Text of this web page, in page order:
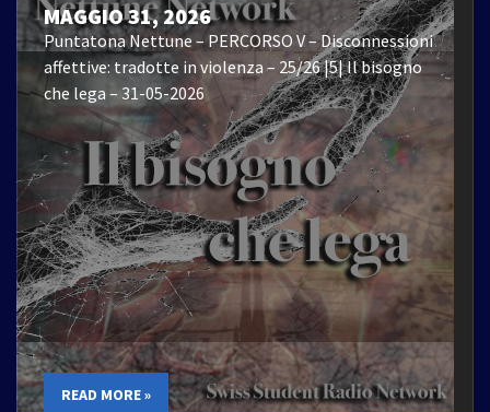
MAGGIO 31, 2026
Puntatona Nettune – PERCORSO V – Disconnessioni
affettive: tradotte in violenza – 25/26 |5| Il bisogno
che lega – 31-05-2026
READ MORE »